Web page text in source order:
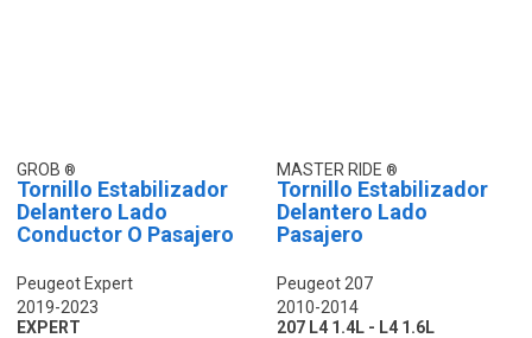
GROB
Tornillo Estabilizador
Delantero Lado
Conductor O Pasajero
Peugeot Expert
2019-2023
EXPERT
MASTER RIDE
Tornillo Estabilizador
Delantero Lado
Pasajero
Peugeot 207
2010-2014
207 L4 1.4L - L4 1.6L